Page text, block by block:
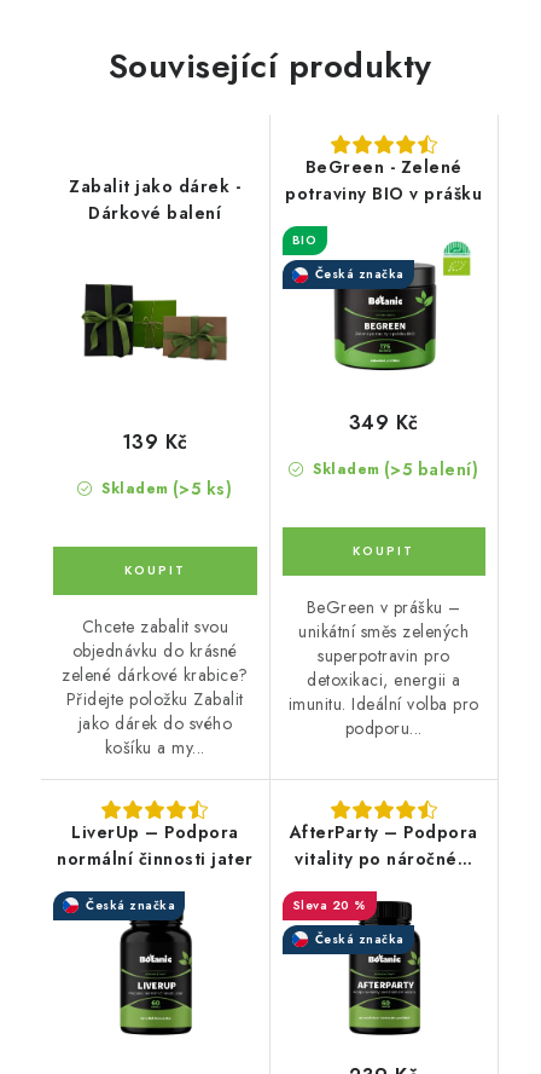
Související produkty
Zabalit jako dárek -
Dárkové balení
Skladem (>5 ks)
139 Kč
Chcete zabalit svou
objednávku do krásné
zelené dárkové krabice?
Přidejte položku Zabalit
jako dárek do svého
košíku a my...
BeGreen - Zelené
potraviny BIO v prášku
BIO
Česká značka
Skladem (>5 balení)
349 Kč
BeGreen v prášku –
unikátní směs zelených
superpotravin pro
detoxikaci, energii a
imunitu. Ideální volba pro
podporu...
LiverUp – Podpora
normální činnosti jater
Česká značka
AfterParty – Podpora
vitality po náročném
20 %
Česká značka